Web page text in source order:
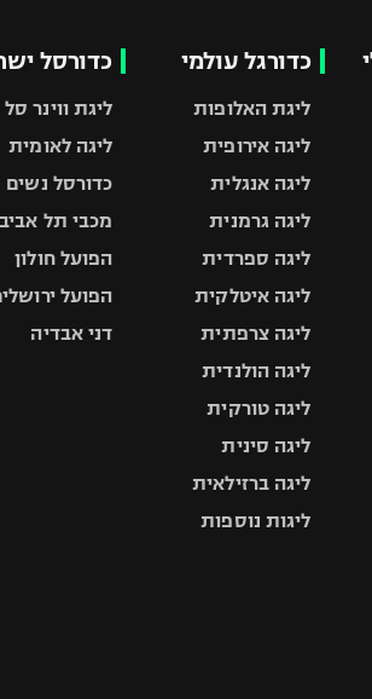
כדורגל עולמי
ליגת האלופות
ליגה אירופית
ליגה אנגלית
ליגה גרמנית
ליגה ספרדית
ליגה איטלקית
ליגה צרפתית
ליגה הולנדית
ליגה טורקית
ליגה סינית
ליגה ברזילאית
ליגות נוספות
כדורסל
ליגת ווינר סל
ליגה לאומית
כדורסל נשים
מכבי תל אביב
הפועל חולון
הפועל
דני אבדיה